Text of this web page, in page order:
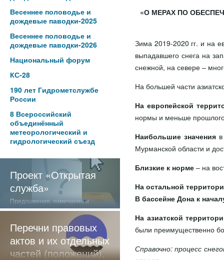
Весеннее половодье и
дождевые паводки-2025
Весеннее половодье и
дождевые паводки-2026
Национальный форум
КС-28
190 лет Гидрометслужбе
России
8 Всероссийский
объединённый
метеорологический и
гидрологический съезд
Проект «Открытая
служба»
Предложения, замечания и
отзывы о нашей работе
Перечни правовых
актов и их отдельных
частей (положений),
«О МЕРАХ ПО
Зима 2019-2020 гг. и на
выпадавшего снега на
снежной, на севере –
На большей части
На европейской
нормы и меньше
Наибольшие значения
Мурманской области и
Близкие к норме – на
На остальной
В бассейне Дона к
На азиатской
были преимущественно
Справочно: процесс